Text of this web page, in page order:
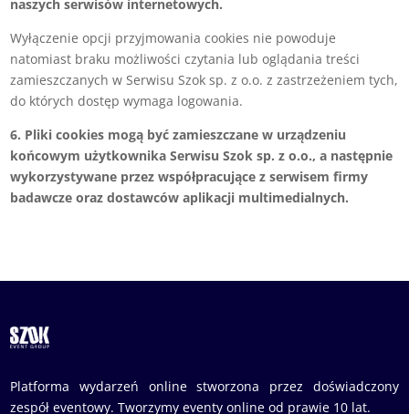
naszych serwisów internetowych.
Wyłączenie opcji przyjmowania cookies nie powoduje
natomiast braku możliwości czytania lub oglądania treści
zamieszczanych w Serwisu Szok sp. z o.o. z zastrzeżeniem tych,
do których dostęp wymaga logowania.
6. Pliki cookies mogą być zamieszczane w urządzeniu
końcowym użytkownika Serwisu Szok sp. z o.o., a następnie
wykorzystywane przez współpracujące z serwisem firmy
badawcze oraz dostawców aplikacji multimedialnych.
Platforma wydarzeń online stworzona przez doświadczony
zespół eventowy. Tworzymy eventy online od prawie 10 lat.